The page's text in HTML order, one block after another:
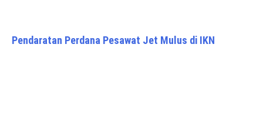
Pendaratan Perdana Pesawat Jet Mulus di IKN